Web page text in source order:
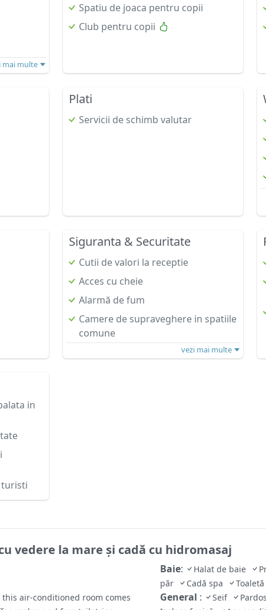
mai multe
Spatiu de joaca pentru copii
Club pentru copii
Plati
Servicii de schimb valutar
Siguranta & Securitate
Cutii de valori la receptie
Acces cu cheie
Alarmă de fum
Camere de supraveghere in spatiile
comune
vezi mai multe
in
vedere la mare şi cadă cu hidromasaj
air-conditioned room comes
Baie: Halat de baie
păr
Cadă spa Toaletă
General : Seif